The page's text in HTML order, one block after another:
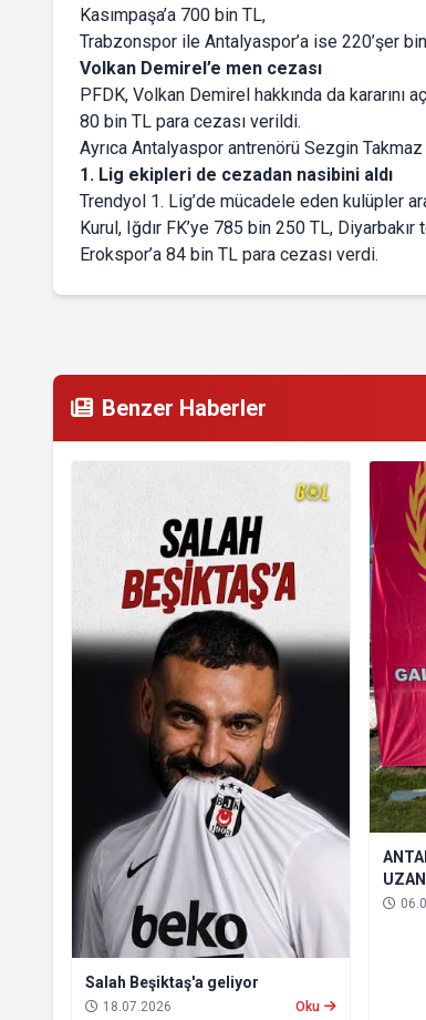
Kasımpaşa’a 700 bin TL,
Trabzonspor ile Antalyaspor’a ise 220’şer
Volkan Demirel’e men cezası
PFDK, Volkan Demirel hakkında da kararını
80 bin TL para cezası verildi.
Ayrıca Antalyaspor antrenörü Sezgin
1. Lig ekipleri de cezadan nasibini aldı
Trendyol 1. Lig’de mücadele eden kulüpler
Kurul, Iğdır FK’ye 785 bin 250 TL,
Erokspor’a 84 bin TL para cezası verdi.
Benzer Haberler
Salah Beşiktaş'a geliyor
18.07.2026 Oku